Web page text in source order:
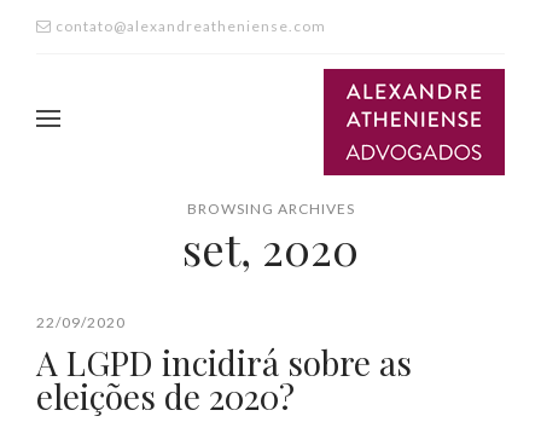
contato@alexandreatheniense.com
BROWSING ARCHIVES
set, 2020
22/09/2020
A LGPD incidirá sobre as
eleições de 2020?